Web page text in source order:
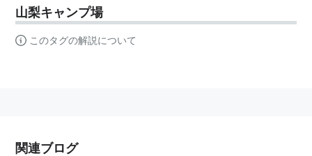
山梨キャンプ場
このタグの解説について
関連ブログ